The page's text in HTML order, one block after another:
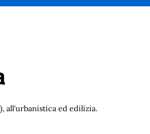
all'urbanistica ed edilizia.